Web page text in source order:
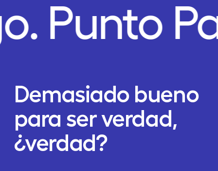
Punto
Demasiado bueno
para ser verdad,
¿verdad?